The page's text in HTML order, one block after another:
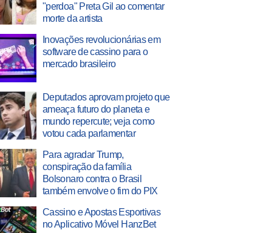
"perdoa" Preta Gil ao comentar
morte da artista
Inovações revolucionárias em
software de cassino para o
mercado brasileiro
Deputados aprovam projeto que
ameaça futuro do planeta e
mundo repercute; veja como
votou cada parlamentar
Para agradar Trump,
conspiração da família
Bolsonaro contra o Brasil
também envolve o fim do PIX
Cassino e Apostas Esportivas
no Aplicativo Móvel HanzBet